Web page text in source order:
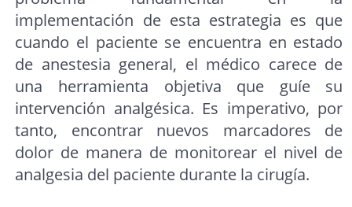
implementación de esta estrategia es que
cuando el paciente se encuentra en estado
de anestesia general, el médico carece de
una herramienta objetiva que guíe su
intervención analgésica. Es imperativo, por
tanto, encontrar nuevos marcadores de
dolor de manera de monitorear el nivel de
analgesia del paciente durante la cirugía.